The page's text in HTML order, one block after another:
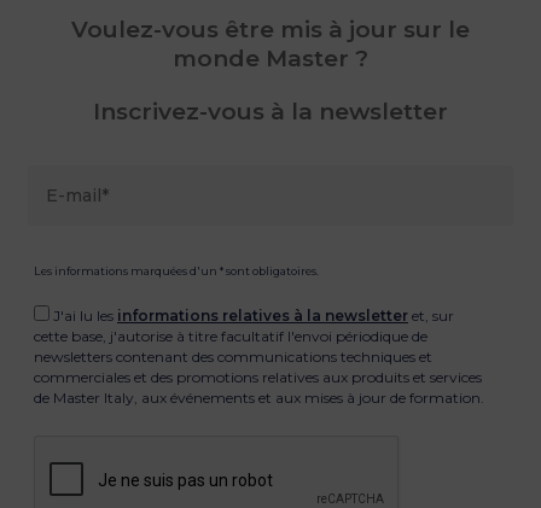
Voulez-vous être mis à jour sur le
monde Master ?
Inscrivez-vous à la newsletter
Les informations marquées d'un * sont obligatoires.
J'ai lu les informations relatives à la newsletter et, sur
cette base, j'autorise à titre facultatif l'envoi périodique de
newsletters contenant des communications techniques et
commerciales et des promotions relatives aux produits et services
de Master Italy, aux événements et aux mises à jour de formation.